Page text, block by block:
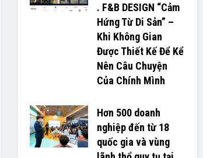
. F&B DESIGN “Cảm
Hứng Từ Di Sản” –
Khi Không Gian
Được Thiết Kế Để Kể
Nên Câu Chuyện
Của Chính Mình
Hơn 500 doanh
nghiệp đến từ 18
quốc gia và vùng